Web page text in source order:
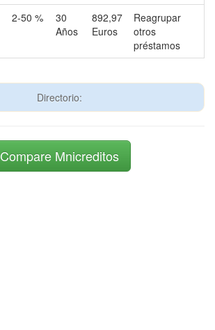
2-50 %
30
Años
892,97
Euros
Reagrupar
otros
préstamos
Directorio:
Compare Mnicreditos